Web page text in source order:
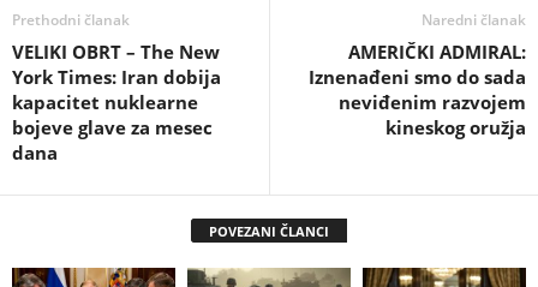
Prethodni članak
VELIKI OBRT – The New
York Times: Iran dobija
kapacitet nuklearne
bojeve glave za mesec
dana
Naredni članak
AMERIČKI ADMIRAL:
Iznenađeni smo do sada
neviđenim razvojem
kineskog oružja
POVEZANI ČLANCI